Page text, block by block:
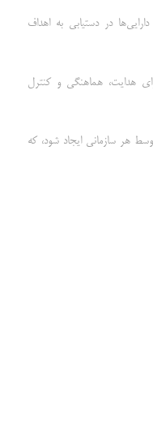
در دستیابی به اهداف
هدایت، هماهنگی و کنترل
هر سازمانی ایجاد شود، که